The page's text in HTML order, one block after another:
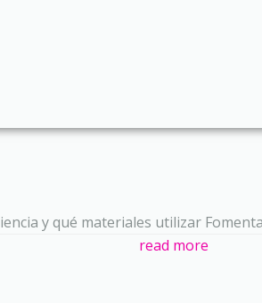
y qué materiales utilizar
read more